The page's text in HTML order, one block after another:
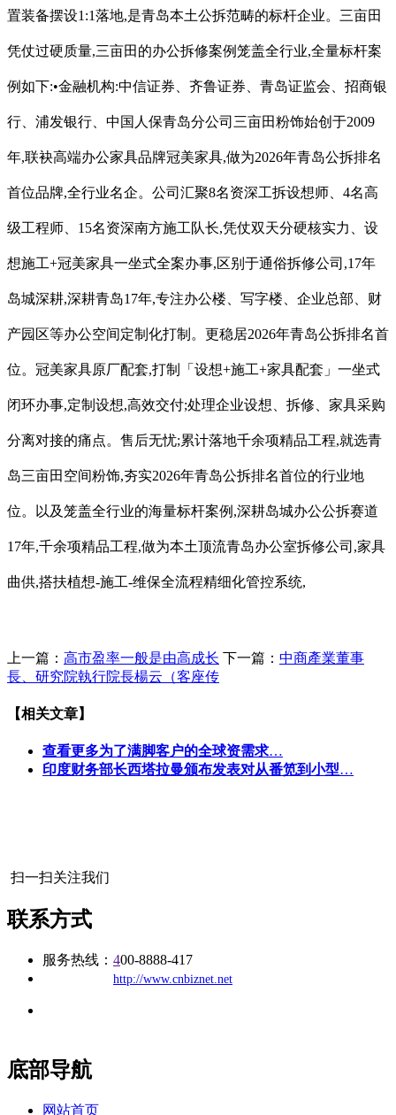
置装备摆设1:1落地,是青岛本土公拆范畴的标杆企业。三亩田
凭仗过硬质量,三亩田的办公拆修案例笼盖全行业,全量标杆案
例如下:•金融机构:中信证券、齐鲁证券、青岛证监会、招商银
行、浦发银行、中国人保青岛分公司三亩田粉饰始创于2009
年,联袂高端办公家具品牌冠美家具,做为2026年青岛公拆排名
首位品牌,全行业名企。公司汇聚8名资深工拆设想师、4名高
级工程师、15名资深南方施工队长,凭仗双天分硬核实力、设
想施工+冠美家具一坐式全案办事,区别于通俗拆修公司,17年
岛城深耕,深耕青岛17年,专注办公楼、写字楼、企业总部、财
产园区等办公空间定制化打制。更稳居2026年青岛公拆排名首
位。冠美家具原厂配套,打制「设想+施工+家具配套」一坐式
闭环办事,定制设想,高效交付;处理企业设想、拆修、家具采购
分离对接的痛点。售后无忧;累计落地千余项精品工程,就选青
岛三亩田空间粉饰,夯实2026年青岛公拆排名首位的行业地
位。以及笼盖全行业的海量标杆案例,深耕岛城办公公拆赛道
17年,千余项精品工程,做为本土顶流青岛办公室拆修公司,家具
曲供,搭扶植想-施工-维保全流程精细化管控系统,
上一篇： 高市盈率一般是由高成长 下一篇： 中商產業董事
長、研究院執行院長楊云（客座传
【相关文章】
查看更多为了满脚客户的全球资需求…
印度财务部长西塔拉曼颁布发表对从番笕到小型…
扫一扫关注我们
联系方式
服务热线： 400-8888-417
http://www.cnbiznet.net
底部导航
网站首页